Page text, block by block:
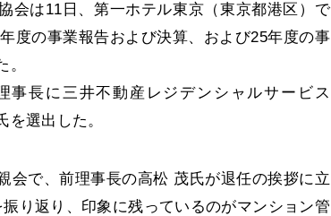
会は11日、第一ホテル東京（東京都港区）で
度の事業報告および決算、および25年度の事
長に三井不動産レジデンシャルサービス
を選出した。
会で、前理事長の高松 茂氏が退任の挨拶に立
り返り、印象に残っているのがマンション管